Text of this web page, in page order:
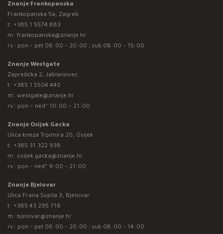
Znanje Frankopanska
Frankopanska 5a, Zagreb
t: +385 1 5574 883
m: frankopanska@znanje.hr
rv: pon - pet 08:00 - 20:00 ; sub 08:00 - 15:00
Znanje Westgate
Zaprešićka 2, Jablanovec
t: +385 1 5504 440
m: westgate@znanje.hr
rv: pon – ned* 10:00 – 21:00
Znanje Osijek Gacka
Ulica kneza Trpimira 20, Osijek
t: +385 31 322 938
m: osijek.gacka@znanje.hr
rv: pon - ned* 9:00 - 21:00
Znanje Bjelovar
Ulica Frana Supila 3, Bjelovar
t: +385 43 295 718
m: bjelovar@znanje.hr
rv: pon - pet 08:00 - 20:00 ; sub 08:00 - 14:00